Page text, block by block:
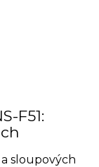
F51:
a sloupových